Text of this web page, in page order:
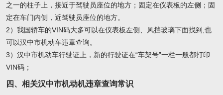
之一的柱子上，接近于驾驶员座位的地方；固定在仪表板的左侧；固
定在车门内侧，近驾驶员座位的地方。
2）我国轿车的VIN码大多可以在仪表板左侧、风挡玻璃下面找到,也
可以汉中市机动车违章查询。
3）汉中市机动车行驶证上，新的行驶证在“车架号”一栏一般都打印
VIN码；
四、相关汉中市机动机违章查询常识